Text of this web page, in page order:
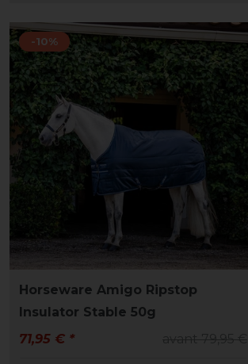
-10%
Horseware Amigo Ripstop
Insulator Stable 50g
71,95 € *